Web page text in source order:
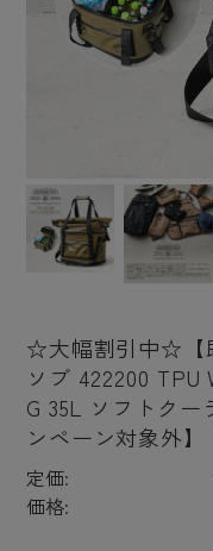
☆大幅割引中☆【
ソブ 422200 TPU
G 35L ソフトクー
ンペーン対象外】
定価:
価格: